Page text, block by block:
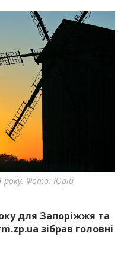
року. Фото: Юрій
для Запоріжжя та
зібрав головні